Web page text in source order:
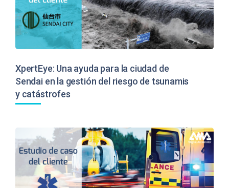
XpertEye: Una ayuda para la ciudad de
Sendai en la gestión del riesgo de tsunamis
y catástrofes